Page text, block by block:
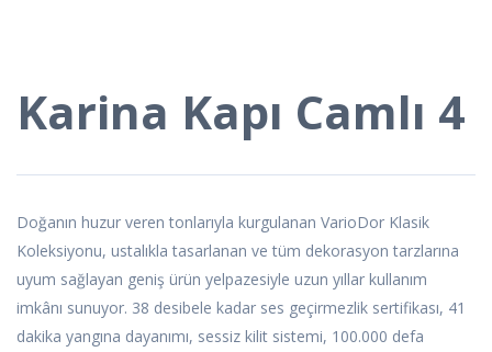
Karina Kapı Camlı 4
Doğanın huzur veren tonlarıyla kurgulanan VarioDor Klasik
Koleksiyonu, ustalıkla tasarlanan ve tüm dekorasyon tarzlarına
uyum sağlayan geniş ürün yelpazesiyle uzun yıllar kullanım
imkânı sunuyor. 38 desibele kadar ses geçirmezlik sertifikası, 41
dakika yangına dayanımı, sessiz kilit sistemi, 100.000 defa